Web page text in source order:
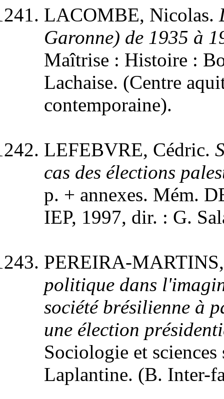
LACOMBE, Nicolas.
Garonne) de 1935 à
Maîtrise : Histoire :
Lachaise. (Centre
contemporaine).
LEFEBVRE, Cédric.
cas des élections
p. + annexes. Mém.
IEP, 1997, dir. : G.
PEREIRA-
politique dans
société brésilienne à
une élection
Sociologie et
Laplantine. (B. Inter-